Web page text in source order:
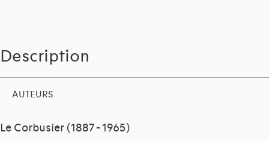
Description
AUTEURS
Le Corbusier (1887 - 1965)